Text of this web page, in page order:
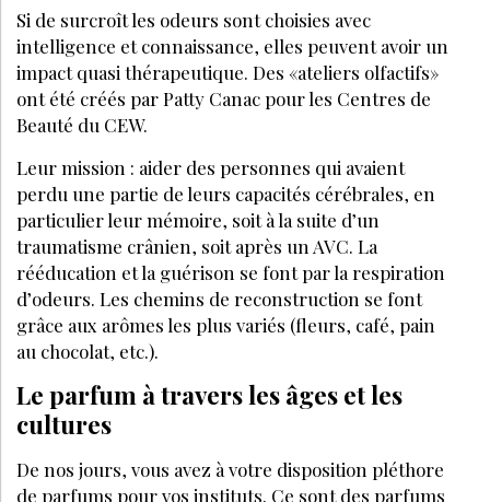
PARTAGEZ SUR :
SPA CONSULTANTE D’EXPÉRIENCE, SPÉCIALISÉE
DANS LE POSITIONNEMENT STRATÉGIQUE DES
SPAS, SOINS INTÉGRATIFS, CRÉATION DE SOINS
SIGNATURE ET FORMATION DU PERSONNEL
JUILLET-AOÛT 2021
J’ACHÈTE CE MAGAZINE